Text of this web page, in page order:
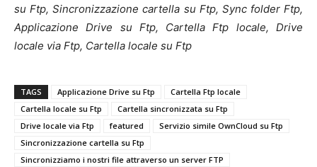
su Ftp, Sincronizzazione cartella su Ftp, Sync folder Ftp,
Applicazione Drive su Ftp, Cartella Ftp locale, Drive
locale via Ftp, Cartella locale su Ftp
TAGS Applicazione Drive su Ftp
Cartella Ftp locale
Cartella locale su Ftp
Cartella sincronizzata su Ftp
Drive locale via Ftp
featured
Servizio simile OwnCloud su Ftp
Sincronizzazione cartella su Ftp
Sincronizziamo i nostri file attraverso un server FTP